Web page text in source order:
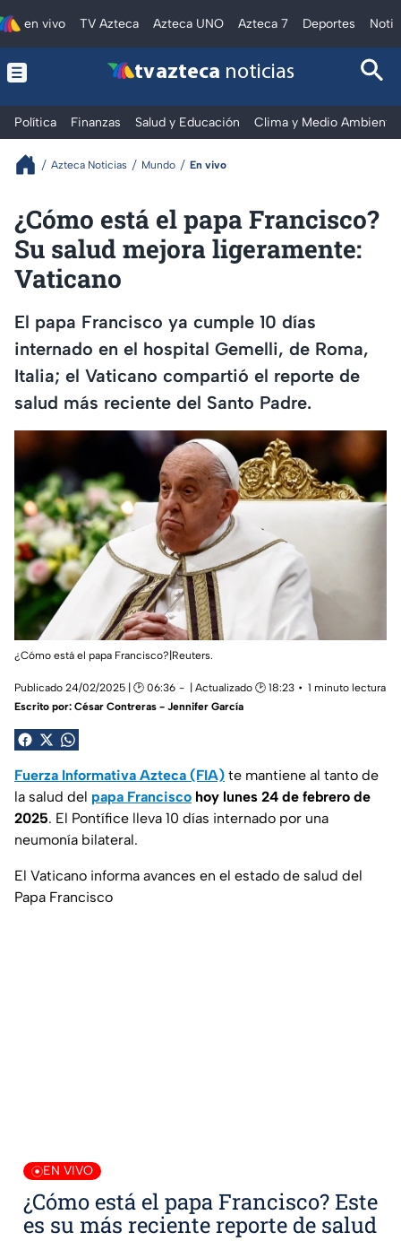
en vivo TV Azteca Azteca UNO Azteca 7 Deportes
tv azteca noticias
Política Finanzas Salud y Educación Clima y Medio Ambiente
Azteca Noticias Mundo En vivo
¿Cómo está el papa Francisco?
Su salud mejora ligeramente:
Vaticano
El papa Francisco ya cumple 10 días
internado en el hospital Gemelli, de Roma,
Italia; el Vaticano compartió el reporte de
salud más reciente del Santo Padre.
¿Cómo está el papa Francisco?|Reuters.
Publicado 24/02/2025 | 🕑 06:36 | Actualizado 🕑 18:23
1 minuto lectura
Escrito por: César Contreras - Jennifer García
Fuerza Informativa Azteca (FIA) te mantiene al tanto de
la salud del papa Francisco hoy lunes 24 de febrero de
2025. El Pontífice lleva 10 días internado por una
neumonía bilateral.
El Vaticano informa avances en el estado de salud del
Papa Francisco
EN VIVO
¿Cómo está el papa Francisco? Este
es su más reciente reporte de salud